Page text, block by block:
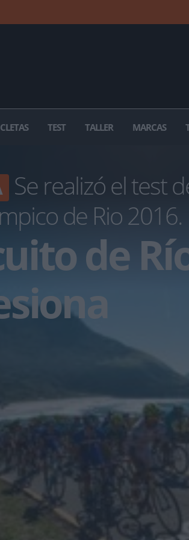
TEST TALLER MARCAS
Se realizó el test
de Rio 2016.
de